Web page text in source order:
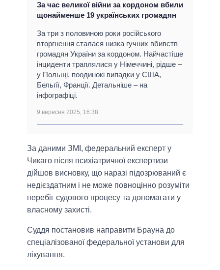
За час великої війни за кордоном вбили
щонайменше 19 українських громадян
За три з половиною роки російського
вторгнення сталася низка гучних вбивств
громадян України за кордоном. Найчастіше
інциденти траплялися у Німеччині, рідше –
у Польщі, поодинокі випадки у США,
Бельгії, Франції. Детальніше – на
інфографіці.
9 вересня 2025, 16:38
За даними ЗМІ, федеральний експерт у
Чикаго після психіатричної експертизи
дійшов висновку, що наразі підозрюваний є
недієздатним і не може повноцінно розуміти
перебіг судового процесу та допомагати у
власному захисті.
Суддя постановив направити Брауна до
спеціалізованої федеральної установи для
лікування.